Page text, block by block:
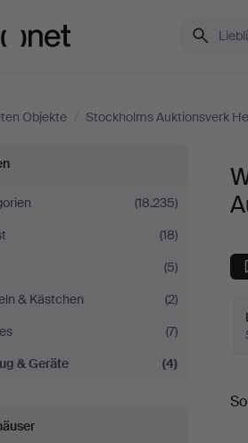
Objekte / Stockholms Auktionsverk
(18.235)
(18)
(5)
& Kästchen
(2)
(7)
& Geräte
(4)